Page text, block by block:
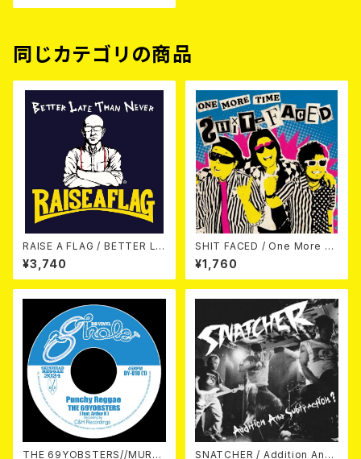
同じカテゴリの商品
RAISE A FLAG / BETTER LA
TE THAN NEVER LP
¥3,740
SHIT FACED / One More Ti
me 7EP
¥1,760
THE 69YOBSTERS//MURO SNATCHER / Addition And